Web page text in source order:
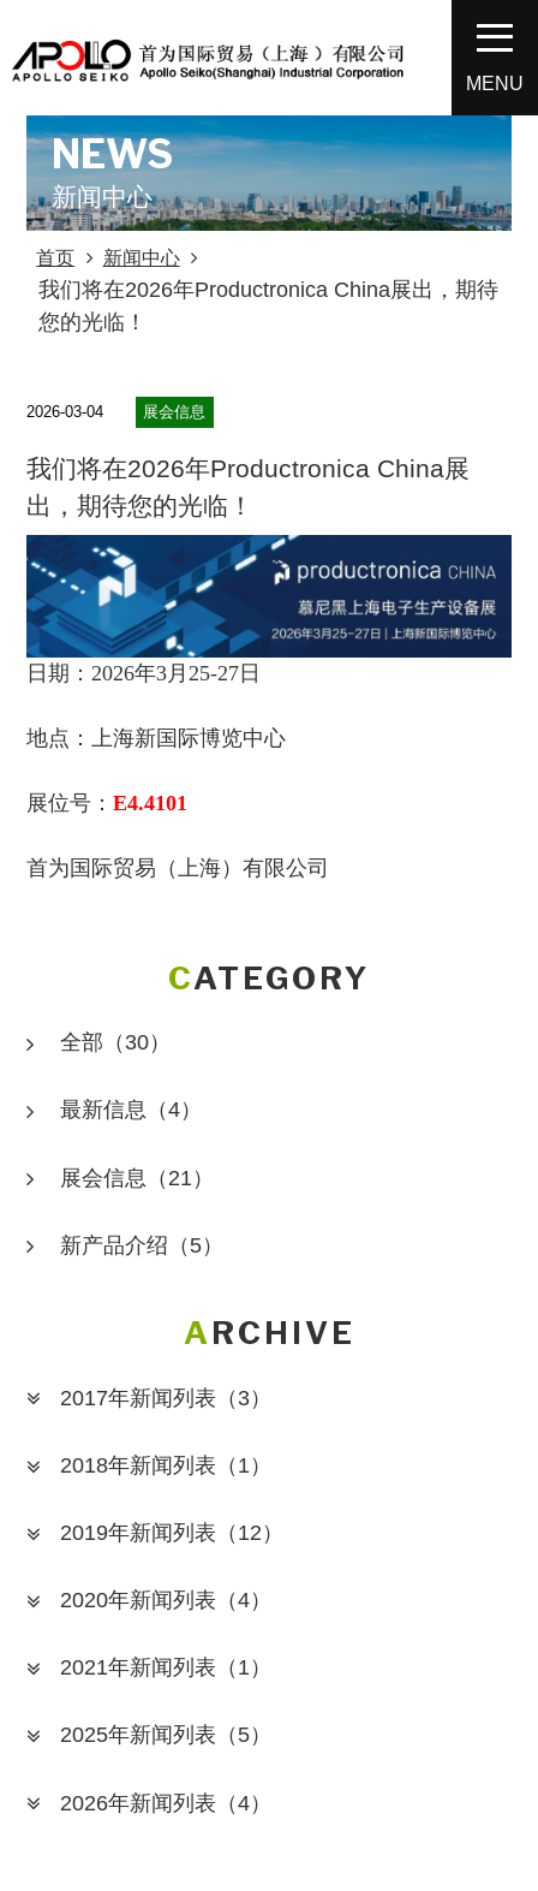
MENU
NEWS
新闻中心
首页 新闻中心
我们将在2026年Productronica China展出，期待
您的光临！
2026-03-04 展会信息
我们将在2026年Productronica China展
出，期待您的光临！
日期 ：2026年3月25-27日
地点：上海新国际博览中心
展位号：E4.4101
首为国际贸易（上海）有限公司
CATEGORY
全部 （30）
最新信息 （4）
展会信息 （21）
新产品介绍 （5）
ARCHIVE
2017年新闻列表 （3）
2018年新闻列表 （1）
2019年新闻列表 （12）
2020年新闻列表 （4）
2021年新闻列表 （1）
2025年新闻列表 （5）
2026年新闻列表 （4）